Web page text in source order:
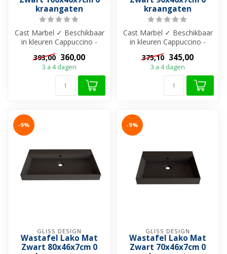
kraangaten
Cast Marbel ✓ Beschikbaar
in kleuren Cappuccino -
of ...
393,00 360,00
3 a 4 dagen
kraangaten
Cast Marbel ✓ Beschikbaar
in kleuren Cappuccino -
of ...
375,10 345,00
3 a 4 dagen
-9%
GLISS DESIGN
Wastafel Lako Mat
Zwart 80x46x7cm 0
-9%
GLISS DESIGN
Wastafel Lako Mat
Zwart 70x46x7cm 0